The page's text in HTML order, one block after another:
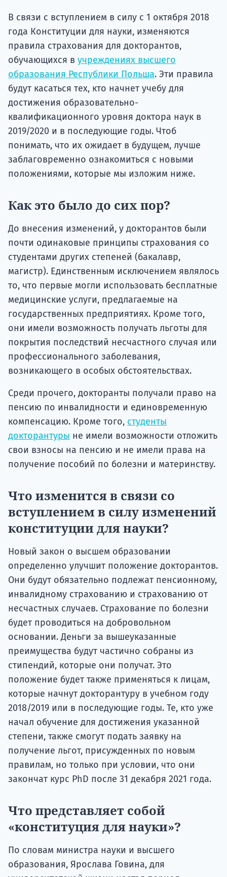
В связи с вступлением в силу с 1 октября 2018
года Конституции для науки, изменяются
правила страхования для докторантов,
обучающихся в учреждениях высшего
образования Республики Польша. Эти правила
будут касаться тех, кто начнет учебу для
достижения образовательно-
квалификационного уровня доктора наук в
2019/2020 и в последующие годы. Чтоб
понимать, что их ожидает в будущем, лучше
заблаговременно ознакомиться с новыми
положениями, которые мы изложим ниже.
Как это было до сих пор?
До внесения изменений, у докторантов были
почти одинаковые принципы страхования со
студентами других степеней (бакалавр,
магистр). Единственным исключением являлось
то, что первые могли использовать бесплатные
медицинские услуги, предлагаемые на
государственных предприятиях. Кроме того,
они имели возможность получать льготы для
покрытия последствий несчастного случая или
профессионального заболевания,
возникающего в особых обстоятельствах.
Среди прочего, докторанты получали право на
пенсию по инвалидности и единовременную
компенсацию. Кроме того, студенты
докторантуры не имели возможности отложить
свои взносы на пенсию и не имели права на
получение пособий по болезни и материнству.
Что изменится в связи со
вступлением в силу изменений
конституции для науки?
Новый закон о высшем образовании
определенно улучшит положение докторантов.
Они будут обязательно подлежат пенсионному,
инвалидному страхованию и страхованию от
несчастных случаев. Страхование по болезни
будет проводиться на добровольном
основании. Деньги за вышеуказанные
преимущества будут частично собраны из
стипендий, которые они получат. Это
положение будет также применяться к лицам,
которые начнут докторантуру в учебном году
2018/2019 или в последующие годы. Те, кто уже
начал обучение для достижения указанной
степени, также смогут подать заявку на
получение льгот, присужденных по новым
правилам, но только при условии, что они
закончат курс PhD после 31 декабря 2021 года.
Что представляет собой
«конституция для науки»?
По словам министра науки и высшего
образования, Ярослава Говина, для